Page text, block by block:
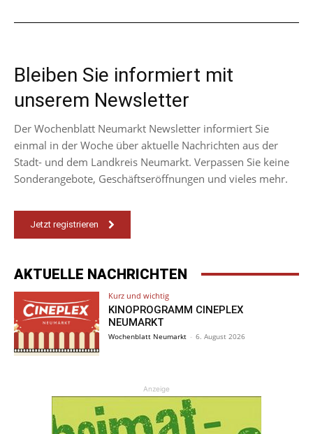
Bleiben Sie informiert mit
unserem Newsletter
Der Wochenblatt Neumarkt Newsletter informiert Sie
einmal in der Woche über aktuelle Nachrichten aus der
Stadt- und dem Landkreis Neumarkt. Verpassen Sie keine
Sonderangebote, Geschäftseröffnungen und vieles mehr.
Jetzt registrieren
AKTUELLE NACHRICHTEN
Kurz und wichtig
KINOPROGRAMM CINEPLEX
NEUMARKT
Wochenblatt Neumarkt - 6. August 2026
Anzeige